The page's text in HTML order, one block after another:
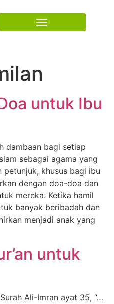
untuk Ibu
dambaan bagi setiap
sebagai agama yang
petunjuk, khusus bagi ibu
dengan doa-doa dan
mereka. Ketika hamil
banyak beribadah dan
menjadi anak yang
untuk
Ali-Imran ayat 35, “…